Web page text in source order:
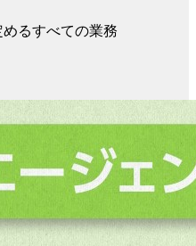
るすべての業務